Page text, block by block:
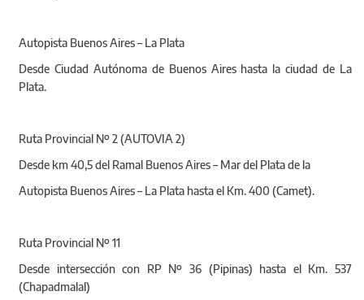
Autopista Buenos Aires – La Plata
Desde Ciudad Autónoma de Buenos Aires hasta la ciudad de La
Plata.
Ruta Provincial Nº 2 (AUTOVIA 2)
Desde km 40,5 del Ramal Buenos Aires – Mar del Plata de la
Autopista Buenos Aires – La Plata hasta el Km. 400 (Camet).
Ruta Provincial Nº 11
Desde intersección con RP Nº 36 (Pipinas) hasta el Km. 537
(Chapadmalal)